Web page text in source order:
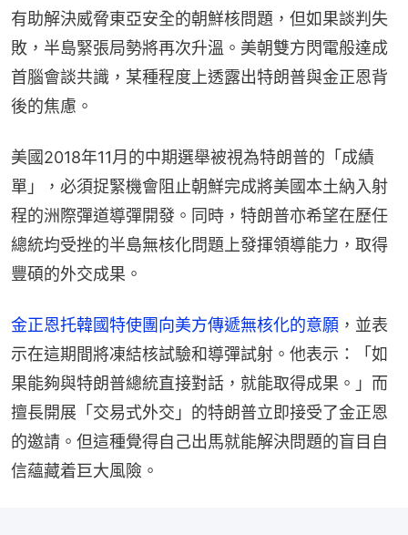
有助解決威脅東亞安全的朝鮮核問題，但如果談判失
敗，半島緊張局勢將再次升溫。美朝雙方閃電般達成
首腦會談共識，某種程度上透露出特朗普與金正恩背
後的焦慮。
美國2018年11月的中期選舉被視為特朗普的「成績
單」，必須捉緊機會阻止朝鮮完成將美國本土納入射
程的洲際彈道導彈開發。同時，特朗普亦希望在歷任
總統均受挫的半島無核化問題上發揮領導能力，取得
豐碩的外交成果。
金正恩托韓國特使團向美方傳遞無核化的意願 ，並表
示在這期間將凍結核試驗和導彈試射。他表示：「如
果能夠與特朗普總統直接對話，就能取得成果。」而
擅長開展「交易式外交」的特朗普立即接受了金正恩
的邀請。但這種覺得自己出馬就能解決問題的盲目自
信蘊藏着巨大風險。